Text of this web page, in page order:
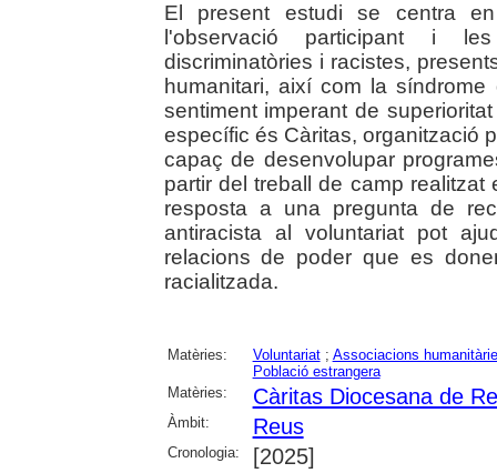
El present estudi se centra
l'observació participant i
discriminatòries i racistes,
humanitari, així com la
sentiment imperant de
específic és Càritas, organització
capaç de desenvolupar
partir del treball de camp
resposta a una pregunta de
antiracista al voluntariat pot
relacions de poder que es
racialitzada.
Matèries: Voluntariat; Associacions
Població estrangera
Matèries:
Càritas Diocesana de
Àmbit: Reus
Cronologia: [2025]